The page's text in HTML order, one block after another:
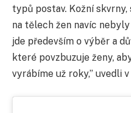
typů postav. Kožní
na tělech žen navíc
jde především o výběr a
které povzbuzuje ženy,
vyrábíme už roky,” uvedli